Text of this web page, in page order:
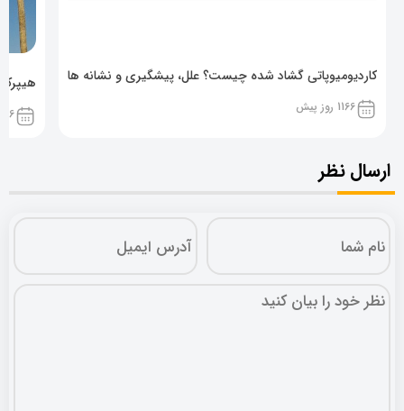
کاردیومیوپاتی گشاد شده چیست؟ علل، پیشگیری و نشانه ها
1166 روز پیش 1166
ارسال نظر